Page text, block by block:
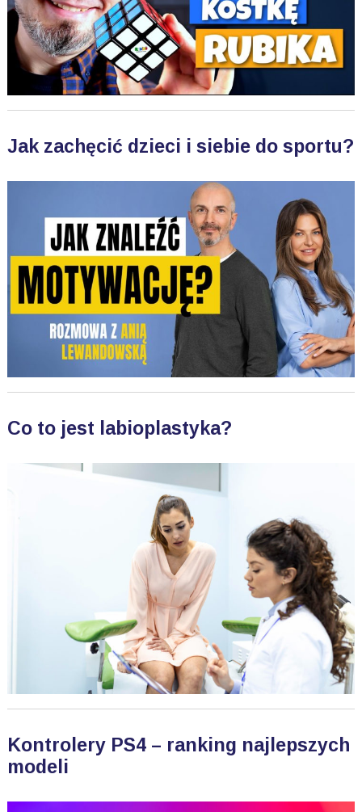
Jak zachęcić dzieci i siebie do sportu?
Co to jest labioplastyka?
Kontrolery PS4 – ranking najlepszych
modeli